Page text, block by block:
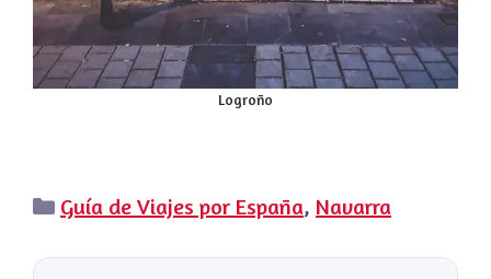
Logroño
Categorías
Guía de Viajes por España, Navarra